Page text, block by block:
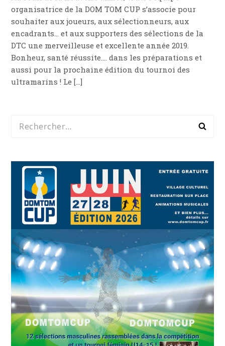
organisatrice de la DOM TOM CUP s’associe pour
souhaiter aux joueurs, aux sélectionneurs, aux
encadrants… et aux supporters des sélections de la
DTC une merveilleuse et excellente année 2019.
Bonheur, santé réussite…. dans les préparations et
aussi pour la prochaine édition du tournoi des
ultramarins ! Le […]